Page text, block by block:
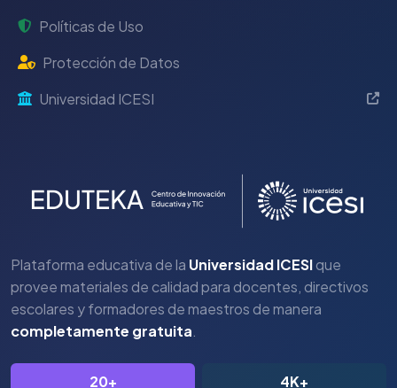
Políticas de Uso
Protección de Datos
Universidad ICESI
Plataforma educativa de la Universidad ICESIque
provee materiales de calidad para docentes, directivos
escolares y formadores de maestros de manera
completamente gratuita.
20+ 4K+